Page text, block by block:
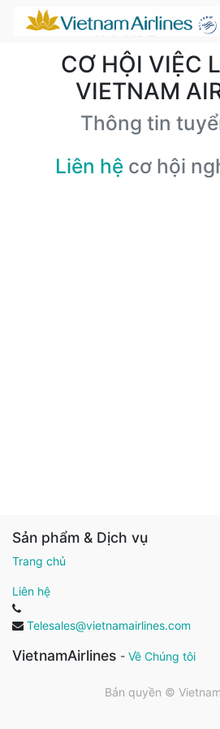
CƠ HỘI VIỆC
VIETNAM
Thông tin
Liên hệ cơ hội
Sản phẩm & Dịch vụ
Trang chủ
Liên hệ
Telesales@vietnamairlines.com
VietnamAirlines - Về Chúng tôi
Bản quyền ©